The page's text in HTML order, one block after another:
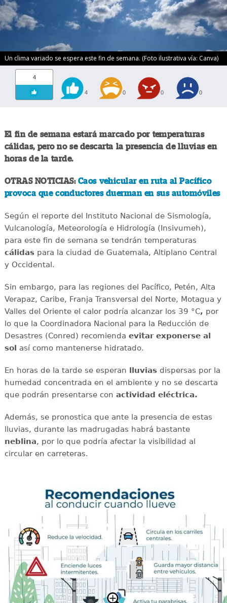
Un clima variado se espera este fin de semana. (Foto ilustrativa vía: Canva)
4
4 0 0 0
El fin de semana estará marcado por temperaturas
cálidas, pero no se descarta la presencia de lluvias en
horas de la tarde.
OTRAS NOTICIAS:Caos vehicular en ruta al Pacífico
provoca que conductores duerman en sus automóviles
Según el reporte del Instituto Nacional de Sismología,
Vulcanología, Meteorología e Hidrología (Insivumeh),
para este fin de semana se tendrán temperaturas
cálidaspara la ciudad de Guatemala, Altiplano Central
y Occidental.
Sin embargo, para las regiones del Pacífico, Petén, Alta
Verapaz, Caribe, Franja Transversal del Norte, Motagua y
Valles del Oriente el calor podría alcanzar los 39 °C, por
lo que la Coordinadora Nacional para la Reducción de
Desastres (Conred) recomienda evitar exponerse al
sol así como mantenerse hidratado.
En horas de la tarde se esperan lluviasdispersas por la
humedad concentrada en el ambiente y no se descarta
que podrán presentarse con actividad eléctrica.
Además, se pronostica que ante la presencia de estas
lluvias, durante las madrugadas habrá bastante
neblina, por lo que podría afectar la visibilidad al
circular en carreteras.